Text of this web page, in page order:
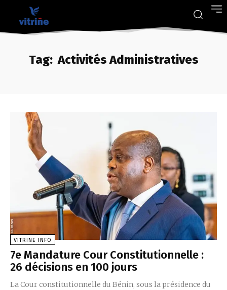
Tag: Activités Administratives
VITRINE INFO
7e Mandature Cour Constitutionnelle :
26 décisions en 100 jours
La Cour constitutionnelle du Bénin, sous la présidence du